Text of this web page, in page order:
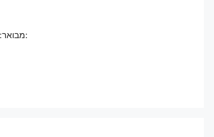
מבואר: מנוקד: אידיש: ספרדית: איטלקית: פורטוגזית: צרפתית: